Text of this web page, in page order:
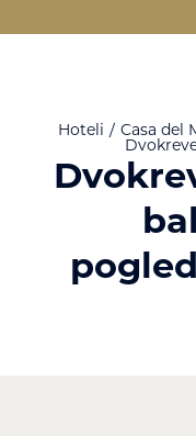
Hoteli Casa del